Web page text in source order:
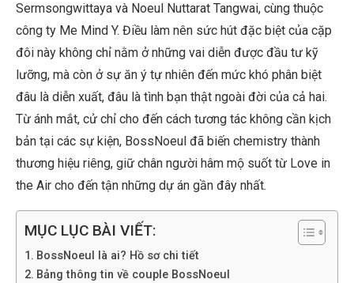
Sermsongwittaya và Noeul Nuttarat Tangwai, cùng thuộc
công ty Me Mind Y. Điều làm nên sức hút đặc biệt của cặp
đôi này không chỉ nằm ở những vai diễn được đầu tư kỹ
lưỡng, mà còn ở sự ăn ý tự nhiên đến mức khó phân biệt
đâu là diễn xuất, đâu là tình bạn thật ngoài đời của cả hai.
Từ ánh mắt, cử chỉ cho đến cách tương tác không cần kịch
bản tại các sự kiện, BossNoeul đã biến chemistry thành
thương hiệu riêng, giữ chân người hâm mộ suốt từ Love in
the Air cho đến tận những dự án gần đây nhất.
MỤC LỤC BÀI VIẾT:
BossNoeul là ai? Hồ sơ chi tiết
Bảng thông tin về couple BossNoeul